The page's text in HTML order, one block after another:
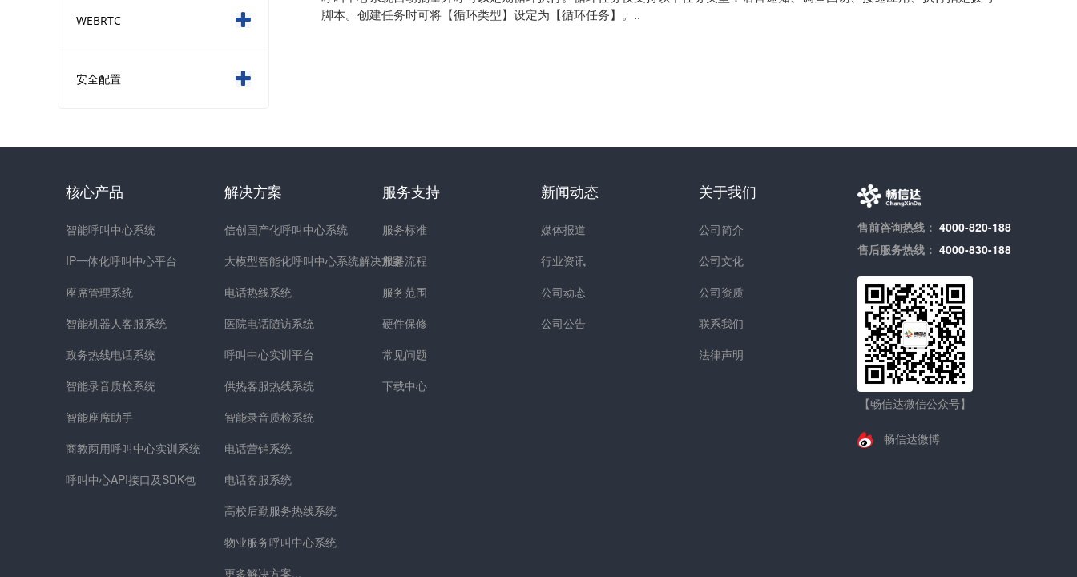
WEBRTC
安全配置
脚本。创建任务时可将【循环类型】设定为【循环任务】。..
核心产品
智能呼叫中心系统
IP一体化呼叫中心平台
座席管理系统
智能机器人客服系统
政务热线电话系统
智能录音质检系统
智能座席助手
商教两用呼叫中心实训系统
呼叫中心API接口及SDK包
解决方案
信创国产化呼叫中心系统
大模型智能化呼叫中心系统解决方案
电话热线系统
医院电话随访系统
呼叫中心实训平台
供热客服热线系统
智能录音质检系统
电话营销系统
电话客服系统
高校后勤服务热线系统
物业服务呼叫中心系统
更多解决方案...
服务支持
服务标准
服务流程
服务范围
硬件保修
常见问题
下载中心
新闻动态
媒体报道
行业资讯
公司动态
公司公告
关于我们
公司简介
公司文化
公司资质
联系我们
法律声明
售前咨询热线： 4000-820-188
售后服务热线： 4000-830-188
【畅信达微信公众号】
畅信达微博